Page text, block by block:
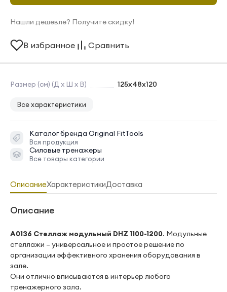
Размер (см) (Д х Ш х В) 125х48х120
Все характеристики
Каталог бренда Original FitTools
Вся продукция
Силовые тренажеры
Все товары категории
Нашли дешевле? Получите скидку!
В избранное Сравнить
ОписаниеХарактеристикиДоставка
Описание
А0136 Стеллаж модульный DHZ 1100-1200. Модульные
стеллажи – универсальное и простое решение по
организации эффективного хранения оборудования в
зале.
Они отлично вписываются в интерьер любого
тренажерного зала.